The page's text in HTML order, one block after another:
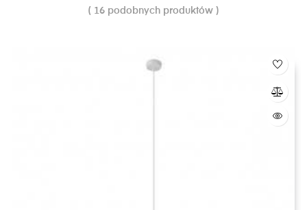
( 16 podobnych produktów )